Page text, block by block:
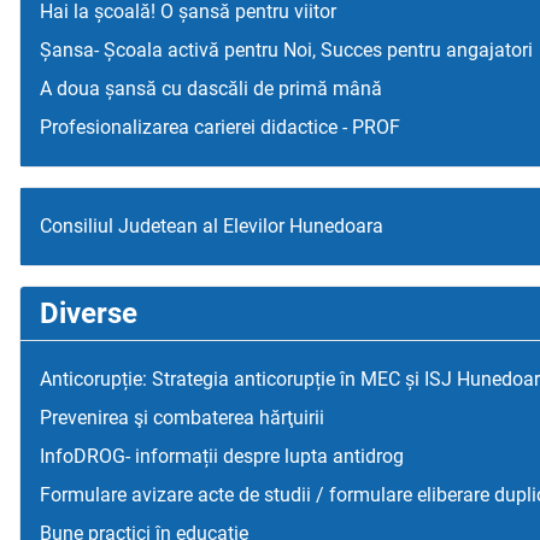
Hai la școală! O șansă pentru viitor
Șansa- Școala activă pentru Noi, Succes pentru angajatori
A doua șansă cu dascăli de primă mână
Profesionalizarea carierei didactice - PROF
Consiliul Judetean al Elevilor Hunedoara
Diverse
Anticorupție: Strategia anticorupție în MEC și ISJ
Prevenirea şi combaterea hărţuirii
InfoDROG- informații despre lupta antidrog
Formulare avizare acte de studii / formulare eliberare
Bune practici în educaţie